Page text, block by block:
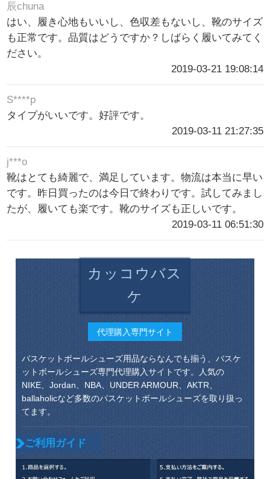
辰chuna
はい、履き心地もいいし、色収差もないし、靴のサイズ
も正常です。品質はどうですか？しばらく履いてみてく
ださい。
2019-03-21 19:08:14
S****p
タイプがいいです。好評です。
2019-03-11 21:27:35
j***o
靴はとても綺麗で、満足しています。物流は本当に早い
です。昨日買ったのは今日で終わりです。試してみまし
たが、履いても楽です。靴のサイズも正しいです。
2019-03-11 06:51:30
カッコウバス
ケ
代理購入専門サイト
バスケットボールシューズ用品ならなんでも揃う、バスケ
ットボールシューズ専門代理購入サイトです。人気の
NIKE、Jordan、NBA、UNDER ARMOUR、AKTR、
ballaholicなど多数のバスケットボールシューズを取り扱っ
てます。
ご利用ガイド